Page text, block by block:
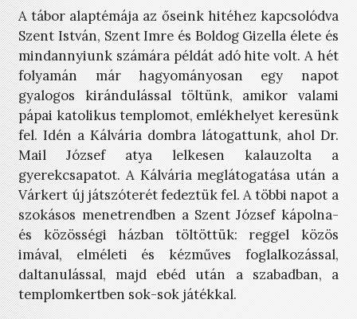
A tábor alaptémája az őseink hitéhez kapcsolódva
Szent István, Szent Imre és Boldog Gizella élete és
mindannyiunk számára példát adó hite volt. A hét
folyamán már hagyományosan egy napot
gyalogos kirándulással töltünk, amikor valami
pápai katolikus templomot, emlékhelyet keresünk
fel. Idén a Kálvária dombra látogattunk, ahol Dr.
Mail József atya lelkesen kalauzolta a
gyerekcsapatot. A Kálvária meglátogatása után a
Várkert új játszóterét fedeztük fel. A többi napot a
szokásos menetrendben a Szent József kápolna-
és közösségi házban töltöttük: reggel közös
imával, elméleti és kézműves foglalkozással,
daltanulással, majd ebéd után a szabadban, a
templomkertben sok-sok játékkal.